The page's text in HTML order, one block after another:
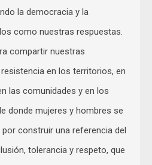
la democracia y la
como nuestras respuestas.
compartir nuestras
en los territorios, en
las comunidades y en los
donde mujeres y hombres se
construir una referencia del
tolerancia y respeto, que